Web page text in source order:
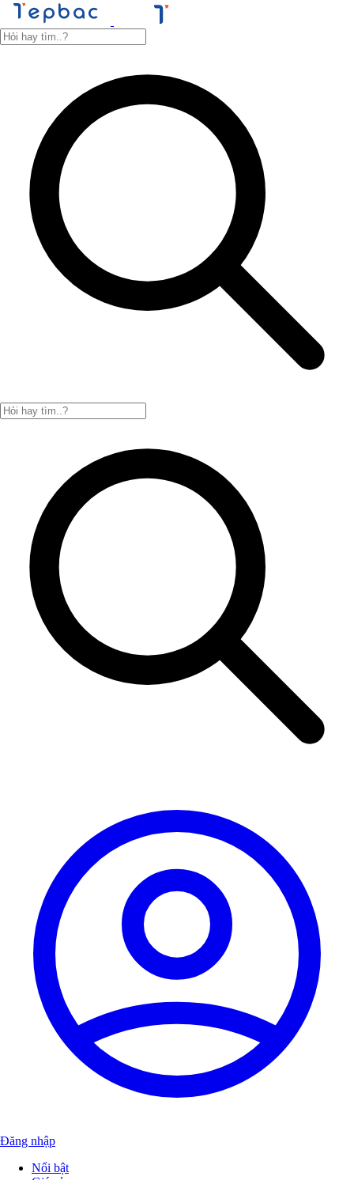
Đăng nhập
Nổi bật